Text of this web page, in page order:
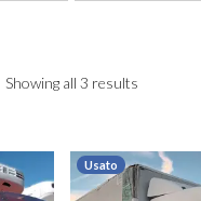
Showing all 3 results
Usato